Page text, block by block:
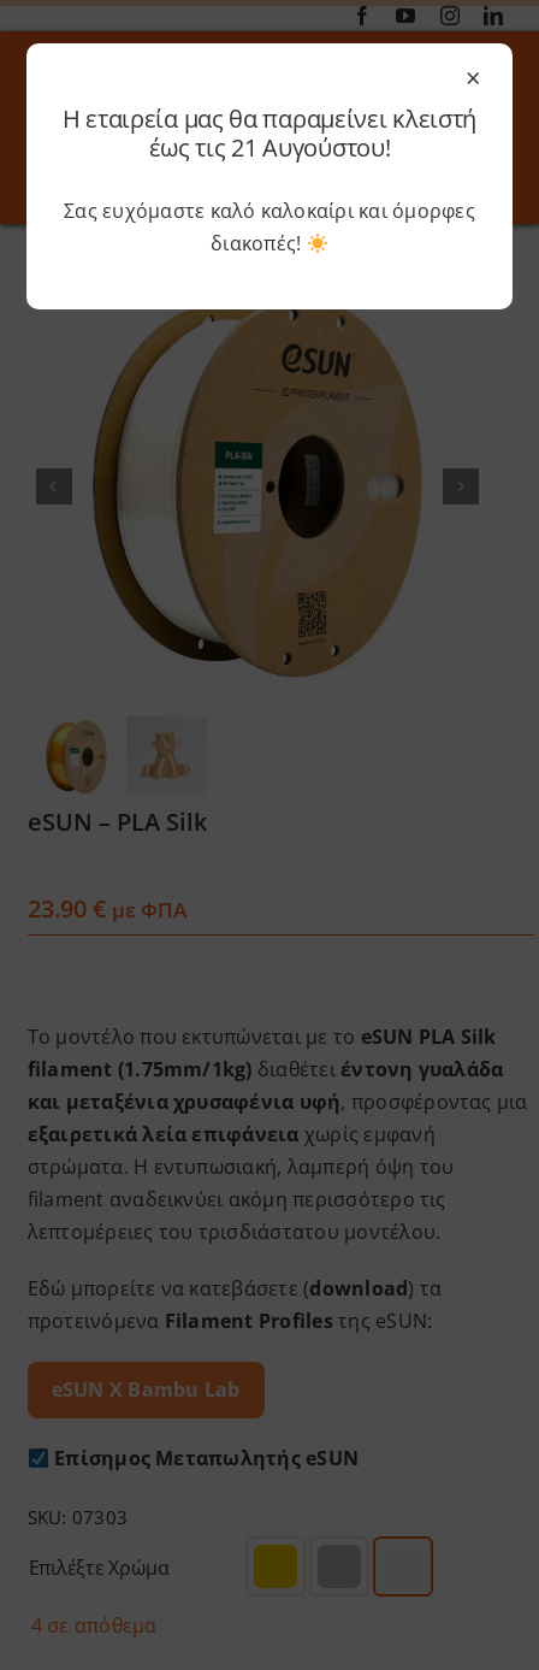
Μετάβαση
στο
Αναζήτηση
Toggle
Online 3D Printing
Outlet
Shop
Academy
Toggle
Λογαριασμός
eSUN – PLA Silk
eSUN – PLA Silk
23.90€ με ΦΠΑ
Το μοντέλο που εκτυπώνεται με το eSUN PLA Silk
filament (1.75mm/1kg) διαθέτει έντονη γυαλάδα
και μεταξένια χρυσαφένια υφή, προσφέροντας μια
εξαιρετικά λεία επιφάνεια χωρίς εμφανή
στρώματα. Η εντυπωσιακή, λαμπερή όψη του
filament αναδεικνύει ακόμη περισσότερο τις
λεπτομέρειες του τρισδιάστατου μοντέλου.
Εδώ μπορείτε να κατεβάσετε (download) τα
προτεινόμενα Filament Profilesτης eSUN:
eSUN X Bambu Lab
Επίσημος Μεταπωλητής eSUN
SKU: 07303
Επιλέξτε Χρώμα
4 σε απόθεμα
×
Η εταιρεία μας θα παραμείνει κλειστή
έως τις 21 Αυγούστου!
Σας ευχόμαστε καλό καλοκαίρι και όμορφες
διακοπές!